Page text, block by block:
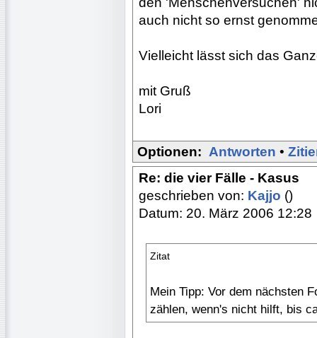
auch nicht so ernst
Vielleicht lässt sich das
mit Gruß
Lori
Optionen: Antworten •
Re: die vier Fälle - Kasus
geschrieben von: Kajjo ()
Datum: 20. März 2006 12:28
Zitat
Mein Tipp: Vor dem nächsten
zählen, wenn's nicht hilft, bis